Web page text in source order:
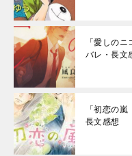
「愛しの
バレ・長文
「初恋の
長文感想